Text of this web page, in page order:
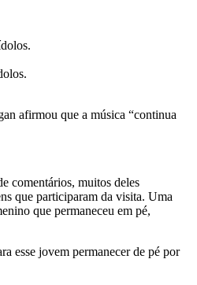
afirmou que a música “continua
comentários, muitos deles
que participaram da visita. Uma
que permaneceu em pé,
esse jovem permanecer de pé por